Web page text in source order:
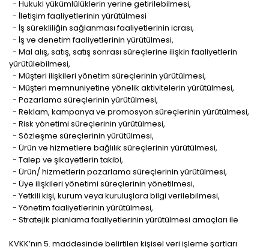
- Hukuki yükümlülüklerin yerine getirilebilmesi,
- İletişim faaliyetlerinin yürütülmesi
- İş sürekliliğin sağlanması faaliyetlerinin icrası,
- İş ve denetim faaliyetlerinin yürütülmesi,
- Mal alış, satış, satış sonrası süreçlerine ilişkin faaliyetlerin
yürütülebilmesi,
- Müşteri ilişkileri yönetim süreçlerinin yürütülmesi,
- Müşteri memnuniyetine yönelik aktivitelerin yürütülmesi,
- Pazarlama süreçlerinin yürütülmesi,
- Reklam, kampanya ve promosyon süreçlerinin yürütülmesi,
- Risk yönetimi süreçlerinin yürütülmesi,
- Sözleşme süreçlerinin yürütülmesi,
- Ürün ve hizmetlere bağlılık süreçlerinin yürütülmesi,
- Talep ve şikayetlerin takibi,
- Ürün/ hizmetlerin pazarlama süreçlerinin yürütülmesi,
- Üye ilişkileri yönetimi süreçlerinin yönetilmesi,
- Yetkili kişi, kurum veya kuruluşlara bilgi verilebilmesi,
- Yönetim faaliyetlerinin yürütülmesi,
- Stratejik planlama faaliyetlerinin yürütülmesi amaçları ile
KVKK’nın 5. maddesinde belirtilen kişisel veri işleme şartları